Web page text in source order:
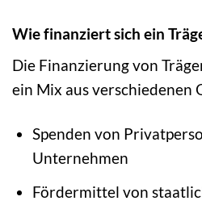
Wie finanziert sich ein
Die Finanzierung von
ein Mix aus verschiedenen
Spenden von
Unternehmen
Fördermittel von